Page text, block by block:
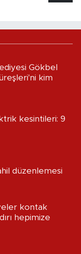
Gökbel
kim
kesintileri: 9
düzenlemesi
kontak
hepimize